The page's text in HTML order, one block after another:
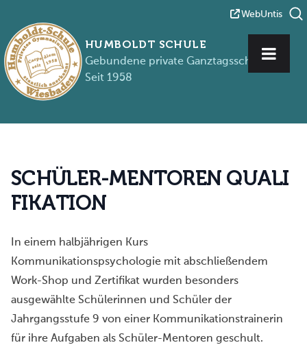
WebUntis
HUMBOLDT SCHULE
Gebundene private Ganztagsschule
Seit 1958
SCHÜLER-MENTOREN QUALI
FIKATION
In einem halbjährigen Kurs
Kommunikationspsychologie mit abschließendem
Work-Shop und Zertifikat wurden besonders
ausgewählte Schülerinnen und Schüler der
Jahrgangsstufe 9 von einer Kommunikationstrainerin
für ihre Aufgaben als Schüler-Mentoren geschult.